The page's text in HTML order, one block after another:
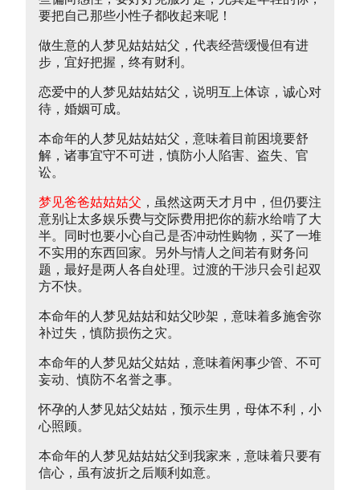
要把自己那些小性子都收起来呢！
做生意的人梦见姑姑姑父，代表经营缓慢但有进
步，宜好把握，终有财利。
恋爱中的人梦见姑姑姑父，说明互上体谅，诚心对
待，婚姻可成。
本命年的人梦见姑姑姑父，意味着目前困境要舒
解，诸事宜守不可进，慎防小人陷害、盗失、官
讼。
梦见爸爸姑姑姑父 ，虽然这两天才月中，但仍要注
意别让太多娱乐费与交际费用把你的薪水给啃了大
半。同时也要小心自己是否冲动性购物，买了一堆
不实用的东西回家。另外与情人之间若有财务问
题，最好是两人各自处理。过渡的干涉只会引起双
方不快。
本命年的人梦见姑姑和姑父吵架，意味着多施舍弥
补过失，慎防损伤之灾。
本命年的人梦见姑父姑姑，意味着闲事少管、不可
妄动、慎防不名誉之事。
怀孕的人梦见姑父姑姑，预示生男，母体不利，小
心照顾。
本命年的人梦见姑姑姑父到我家来，意味着只要有
信心，虽有波折之后顺利如意。